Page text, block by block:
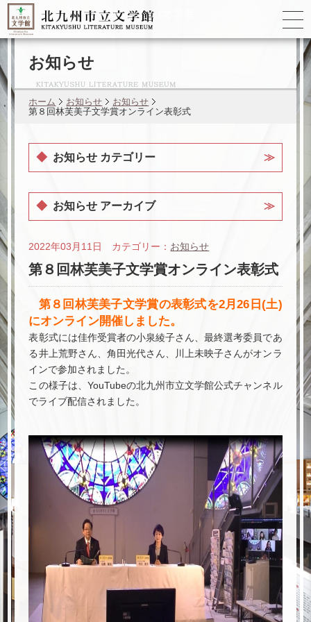
ゆかりの
お知らせ
ホーム お知らせ
お知らせ
第８回林芙美子文学賞オンライン表彰式
2022年03月11日 カテゴリー： お知らせ
第８回林芙美子文学賞オンライン表彰式
第８回林芙美子文学賞の表彰式を2月26日(土)
にオンライン開催しました。
表彰式には佳作受賞者の小泉綾子さん、最終選考委員であ
る井上荒野さん、角田光代さん、川上未映子さんがオンラ
インで参加されました。
この様子は、YouTubeの北九州市立文学館公式チャンネル
でライブ配信されました。
お知らせ カテゴリー
お知らせ アーカイブ